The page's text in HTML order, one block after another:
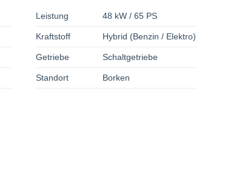
Leistung 48 kW / 65 PS
Kraftstoff Hybrid (Benzin / Elektro)
Getriebe Schaltgetriebe
Standort Borken